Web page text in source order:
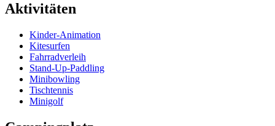
Aktivitäten
Kinder-Animation
Kitesurfen
Fahrradverleih
Stand-Up-Paddling
Minibowling
Tischtennis
Minigolf